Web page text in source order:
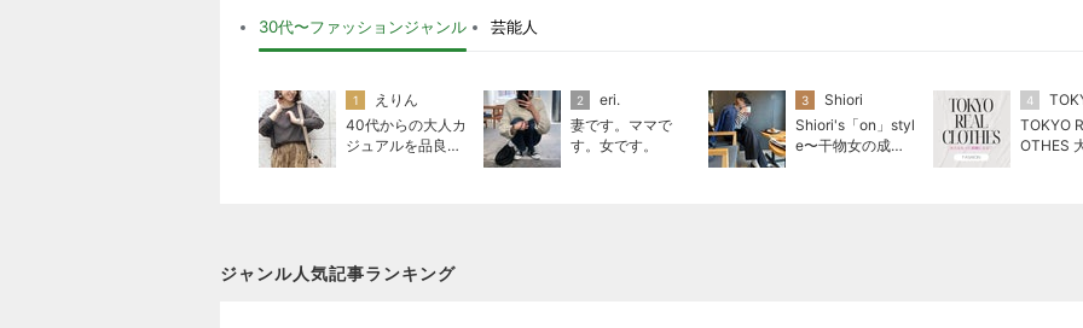
30代〜ファッションジャンル 芸能人
1
えりん
40代からの大人カ
ジュアルを品良く
2
eri.
妻です。ママで
す。女です。
3
Shiori
Shiori's「on」styl
e〜干物女の成長
4
TOKYO
OTHES
ジャンル人気記事ランキング